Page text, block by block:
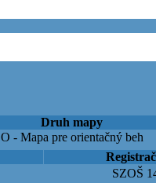
Druh mapy
O - Mapa pre orientačný beh
SZOŠ